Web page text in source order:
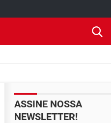
ASSINE NOSSA
NEWSLETTER!